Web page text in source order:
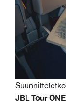
JBL Tour